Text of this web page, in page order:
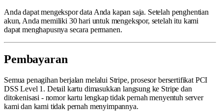
Anda dapat mengekspor data Anda kapan saja. Setelah penghentian
akun, Anda memiliki 30 hari untuk mengekspor, setelah itu kami
dapat menghapusnya secara permanen.
Pembayaran
Semua penagihan berjalan melalui Stripe, prosesor bersertifikat PCI
DSS Level 1. Detail kartu dimasukkan langsung ke Stripe dan
ditokenisasi - nomor kartu lengkap tidak pernah menyentuh server
kami dan kami tidak pernah menyimpannya.